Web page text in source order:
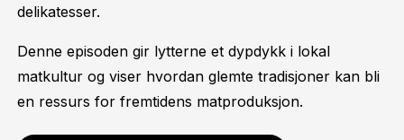
delikatesser.
Denne episoden gir lytterne et dypdykk i lokal
matkultur og viser hvordan glemte tradisjoner kan bli
en ressurs for fremtidens matproduksjon.